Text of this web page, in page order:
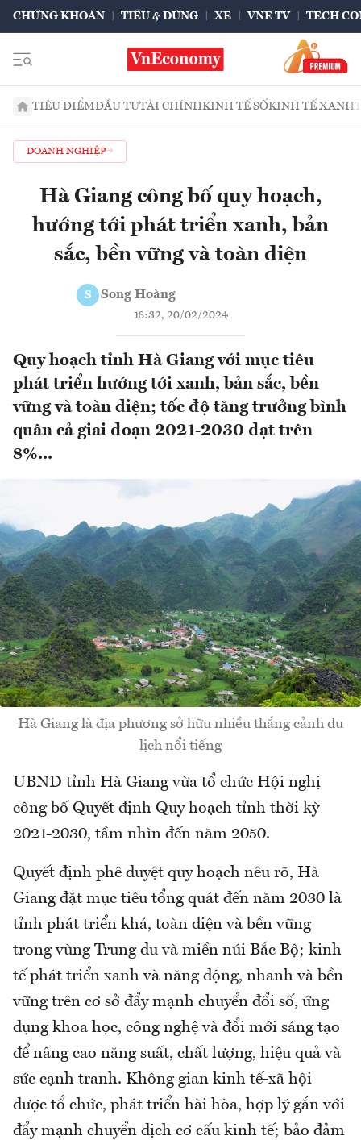
CHỨNG KHOÁN TIÊU & DÙNG XE VNE TV TECH
TIÊU ĐIỂMĐẦU TƯTÀI CHÍNHKINH TẾ SỐKINH TẾ XANH
DOANH NGHIỆP
Hà Giang công bố quy hoạch,
hướng tới phát triển xanh, bản
sắc, bền vững và toàn diện
S Song Hoàng
18:32, 20/02/2024
Quy hoạch tỉnh Hà Giang với mục tiêu
phát triển hướng tới xanh, bản sắc, bền
vững và toàn diện; tốc độ tăng trưởng bình
quân cả giai đoạn 2021-2030 đạt trên
8%...
Hà Giang là địa phương sở hữu nhiều thắng cảnh du
lịch nổi tiếng
UBND tỉnh Hà Giang vừa tổ chức Hội nghị
công bố Quyết định Quy hoạch tỉnh thời kỳ
2021-2030, tầm nhìn đến năm 2050.
Quyết định phê duyệt quy hoạch nêu rõ, Hà
Giang đặt mục tiêu tổng quát đến năm 2030 là
tỉnh phát triển khá, toàn diện và bền vững
trong vùng Trung du và miền núi Bắc Bộ; kinh
tế phát triển xanh và năng động, nhanh và bền
vững trên cơ sở đẩy mạnh chuyển đổi số, ứng
dụng khoa học, công nghệ và đổi mới sáng tạo
để nâng cao năng suất, chất lượng, hiệu quả và
sức cạnh tranh. Không gian kinh tế-xã hội
được tổ chức, phát triển hài hòa, hợp lý gắn với
đẩy mạnh chuyển dịch cơ cấu kinh tế; bảo đảm